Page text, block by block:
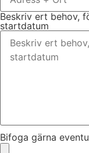
Beskriv ert behov,
startdatum
Bifoga gärna